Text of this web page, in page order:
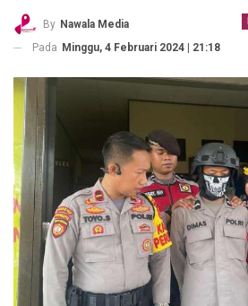
By Nawala Media
Pada Minggu, 4 Februari 2024 | 21:18